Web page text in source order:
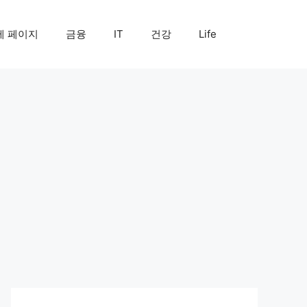
페이지 금융 IT 건강 Life